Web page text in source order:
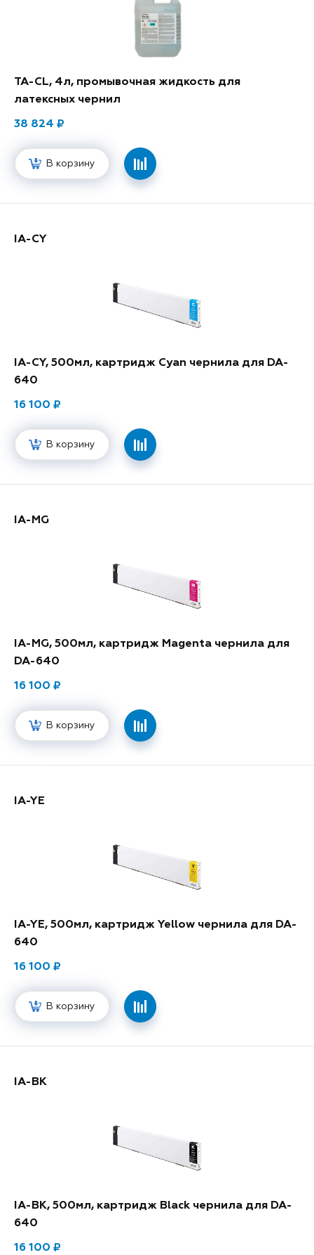
TA-CL, 4л, промывочная жидкость для
латексных чернил
38 824
В корзину
IA-CY
IA-CY, 500мл, картридж Cyan чернила для DA-
640
16 100
В корзину
IA-MG
IA-MG, 500мл, картридж Magenta чернила для
DA-640
16 100
В корзину
IA-YE
IA-YE, 500мл, картридж Yellow чернила для DA-
640
16 100
В корзину
IA-BK
IA-BK, 500мл, картридж Black чернила для DA-
640
16 100